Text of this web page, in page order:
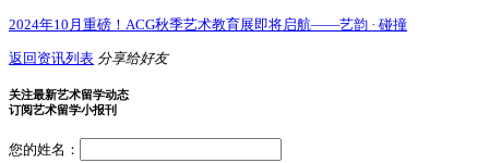
2024年10月重磅！ACG秋季艺术教育展即将启航——艺韵 · 碰撞
返回资讯列表 分享给好友
关注最新艺术留学动态
订阅艺术留学小报刊
您的姓名：